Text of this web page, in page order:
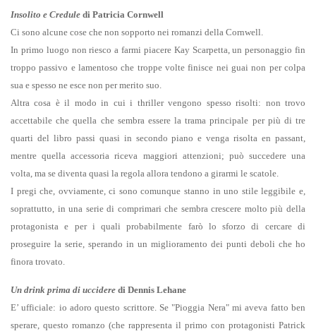
Insolito e Credule di Patricia Cornwell
Ci sono alcune cose che non sopporto nei romanzi della Cornwell.
In primo luogo non riesco a farmi piacere Kay Scarpetta, un personaggio fin
troppo passivo e lamentoso che troppe volte finisce nei guai non per colpa
sua e spesso ne esce non per merito suo.
Altra cosa è il modo in cui i thriller vengono spesso risolti: non trovo
accettabile che quella che sembra essere la trama principale per più di tre
quarti del libro passi quasi in secondo piano e venga risolta en passant,
mentre quella accessoria riceva maggiori attenzioni; può succedere una
volta, ma se diventa quasi la regola allora tendono a girarmi le scatole.
I pregi che, ovviamente, ci sono comunque stanno in uno stile leggibile e,
soprattutto, in una serie di comprimari che sembra crescere molto più della
protagonista e per i quali probabilmente farò lo sforzo di cercare di
proseguire la serie, sperando in un miglioramento dei punti deboli che ho
finora trovato.
Un drink prima di uccidere di Dennis Lehane
E’ ufficiale: io adoro questo scrittore. Se "Pioggia Nera" mi aveva fatto ben
sperare, questo romanzo (che rappresenta il primo con protagonisti Patrick